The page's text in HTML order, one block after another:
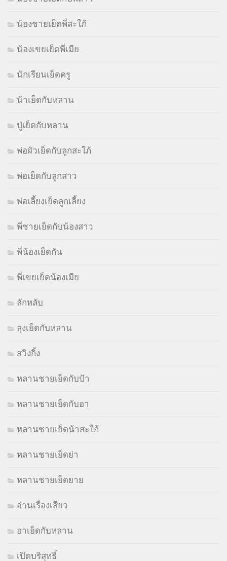
น้องชายเย็ดพี่สะใภ้
น้องเขยเย็ดพี่เมีย
นักเรียนเย็ดครู
น้าเย็ดกับหลาน
ปู่เย็ดกับหลาน
พ่อผัวเย็ดกับลูกสะใภ้
พ่อเย็ดกับลูกสาว
พ่อเลี้ยงเย็ดลูกเลี้ยง
พี่ชายเย็ดกับน้องสาว
พี่น้องเย็ดกัน
พี่เขยเย็ดน้องเมีย
ลักหลับ
ลุงเย็ดกับหลาน
สวิงกิ้ง
หลานชายเย็ดกับป้า
หลานชายเย็ดกับอา
หลานชายเย็ดน้าสะใภ้
หลานชายเย็ดย่า
หลานชายเย็ดยาย
อ่านเรื่องเสียว
อาเย็ดกับหลาน
เปิดบริสุทธิ์